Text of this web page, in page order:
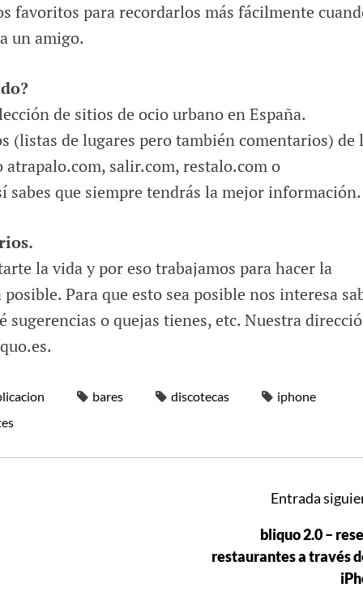
favoritos para recordarlos más fácilmente
un amigo.
de sitios de ocio urbano en España.
(listas de lugares pero también comentarios) de
atrapalo.com, salir.com, restalo.com o
sabes que siempre tendrás la mejor información.
la vida y por eso trabajamos para hacer la
Para que esto sea posible nos interesa
sugerencias o quejas tienes, etc. Nuestra
bares discotecas
iphone
Entrada
bliquo 2.0 –
restaurantes a través